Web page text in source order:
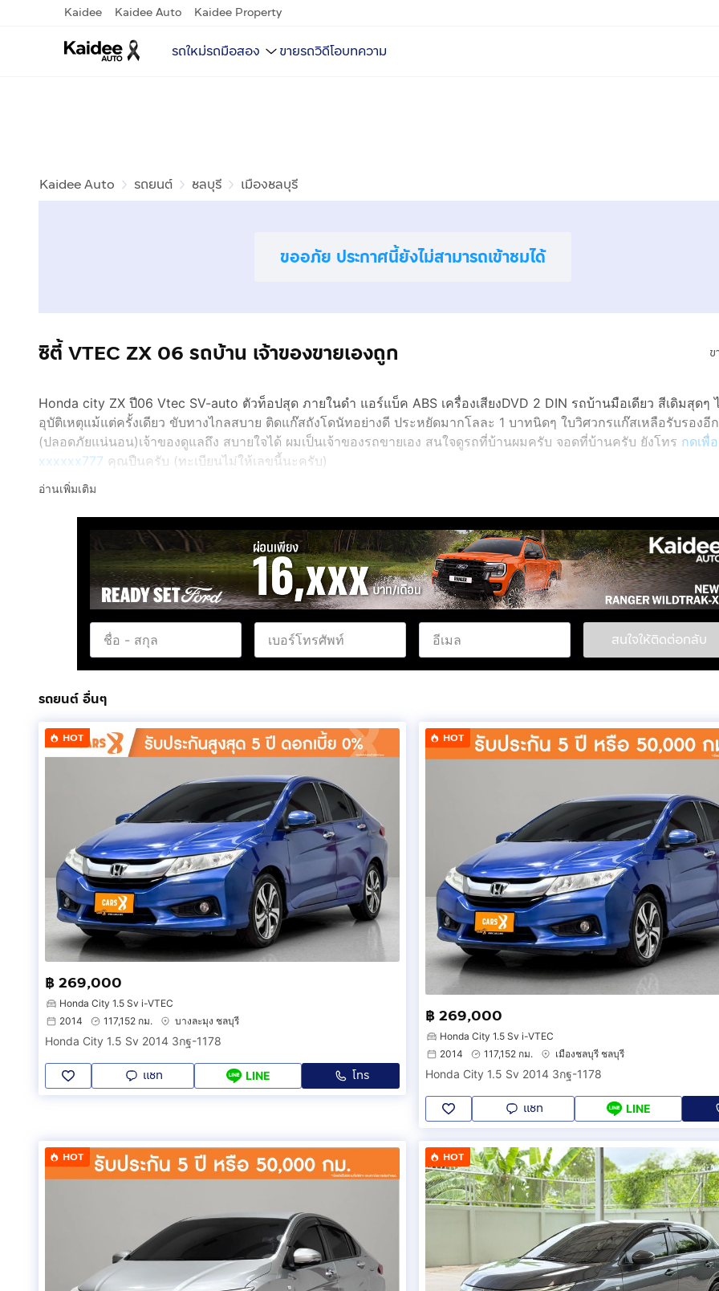
Kaidee Kaidee Auto Kaidee Property
รถใหม่รถมือสอง ขายรถวิดีโอบทความ
Kaidee Auto รถยนต์ ชลบุรี เมืองชลบุรี
ขออภัย ประกาศนี้ยังไม่สามารถเข้าชมได้
ข
ซิตี้ VTEC ZX 06 รถบ้าน เจ้าของขายเองถูก
Honda city ZX ปี06 Vtec SV-auto ตัวท็อปสุด ภายในดำ แอร์แบ็ค ABS เครื่องเสียงDVD 2 DIN รถบ้านมือเดียว สีเดิมสุดๆ
อุบัติเหตุแม้แต่ครั้งเดียว ขับทางไกลสบาย ติดแก๊สถังโดนัทอย่างดี ประหยัดมากโลละ 1 บาทนิดๆ ใบวิศวกรแก๊สเหลือรับรองอี
(ปลอดภัยแน่นอน)เจ้าของดูแลถึง สบายใจได้ ผมเป็นเจ้าของรถขายเอง สนใจดูรถที่บ้านผมครับ จอดที่บ้านครับ ยังโทร กดเพื่
xxxxxx777 คุณปืนครับ (ทะเบียนไม่ให้เลขนี้นะครับ)
อ่านเพิ่มเติม
สนใจให้ติดต่อกลับ
รถยนต์ อื่นๆ
HOT
฿ 269,000
Honda City 1.5 Sv i-VTEC
2014
117,152 กม. บางละมุง ชลบุรี
Honda City 1.5 Sv 2014 3กฐ-1178
แชท LINE โทร
HOT
฿ 269,000
Honda City 1.5 Sv i-VTEC
2014
117,152 กม. เมืองชลบุรี ชลบุรี
Honda City 1.5 Sv 2014 3กฐ-1178
แชท LINE
HOT HOT